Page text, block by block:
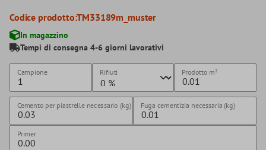
Codice prodotto:TM33189m_muster
In magazzino
Tempi di consegna 4-6 giorni lavorativi
Campione Rifiuti Prodotto m²
Cemento per piastrelle necessario (kg) Fuga cementizia necessaria (kg)
Primer